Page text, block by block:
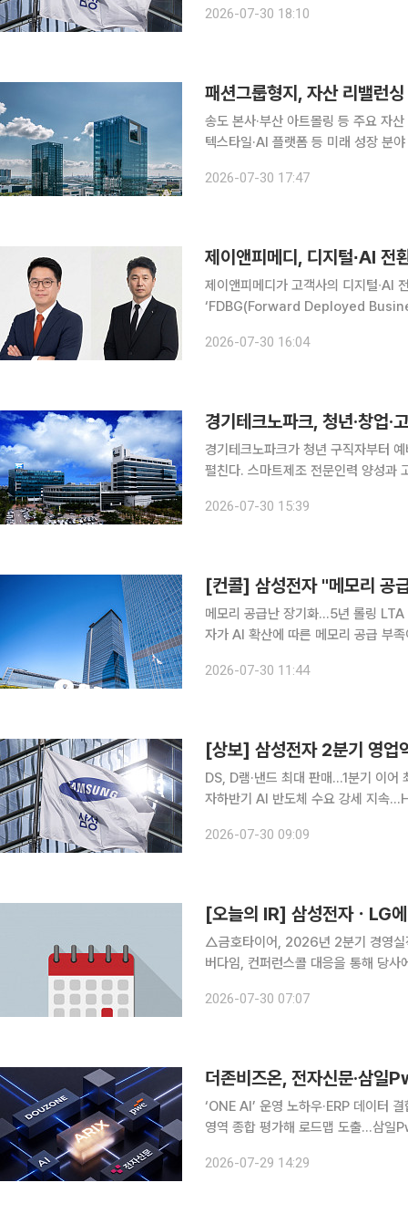
공시를 통해 삼성벤처투자가 결성하
2026-07-30 18:10
패션그룹형지, 자산 리밸런
송도 본사·부산 아트몰링 등 주요 자
텍스타일·AI 플랫폼 등 미래 성장 분야 집중 투자 패션그룹형지가 보유 자
션복합센터와 부산 아트몰링 등 주요
2026-07-30 17:47
제이앤피메디, 디지털∙AI 전
제이앤피메디가 고객사의 디지털∙AI
‘FDBG(Forward Deployed Business
형으로 지원한다. 제약∙바이오 기업의
2026-07-30 16:04
경기테크노파크, 청년·창업
경기테크노파크가 청년 구직자부터
펼친다. 스마트제조 전문인력 양성과
력육성사업' 수도권 권역 사업단으로
2026-07-30 15:39
메모리 공급난 장기화…5년 롤링
자가 AI 확산에 따른 메모리 공급 부
다. 삼성전자는 30일 2분기 실적발
2026-07-30 11:44
[상보] 삼성전자 2분기 영
DS, D램·낸드 최대 판매…1분기 이
자하반기 AI 반도체 수요 강세 지속…HBM4·2나노 확대 삼성전
디바이스솔루션(DS)부문은 영업이
2026-07-30 09:09
[오늘의 IR] 삼성전자ㆍLG
△금호타이어, 2026년 2분기 경영
버다임, 컨퍼런스콜 대응을 통해 당
발표 △케이뱅크, 2026년 2분기 경
2026-07-30 07:07
‘ONE AI’ 운영 노하우·ERP 데이터
영역 종합 평가해 로드맵 도출…삼일PwC·전자
2026-07-29 14:29